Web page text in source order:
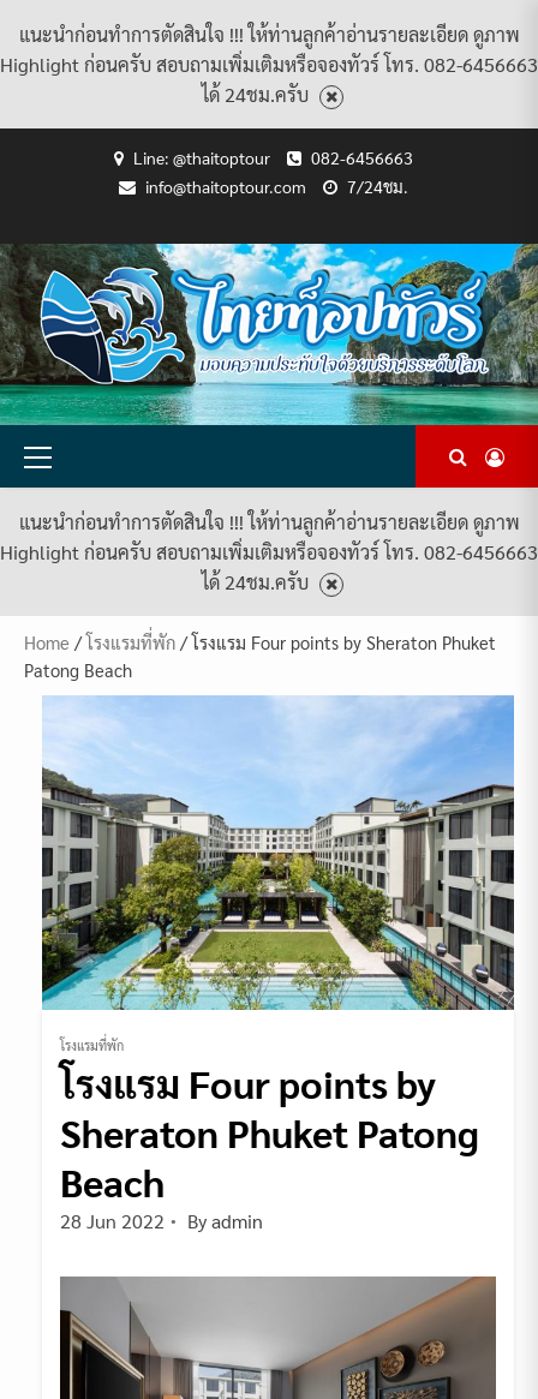
แนะนำก่อนทำการตัดสินใจ !!! ให้ท่านลูกค้าอ่านรายละเอียด ดูภาพ
Highlight ก่อนครับ สอบถามเพิ่มเติมหรือจองทัวร์ โทร. 082-6456663
ได้ 24ชม.ครับ
Line: @thaitoptour
082-6456663
info@thaitoptour.com
7/24ชม.
USACCOUNT
POLICY
AND
CONDITIONS
แพ็คเกจ
ทัวร์
ทั้งหมด
ต้อนรับ
สู่
ไทย
ท็อป
ทัวร์
กับ
เรา
ทัวร์
ทั้งหมด
Primary
แนะนำก่อนทำการตัดสินใจ !!! ให้ท่านลูกค้าอ่านรายละเอียด ดูภาพ
Highlight ก่อนครับ สอบถามเพิ่มเติมหรือจองทัวร์ โทร. 082-6456663
ได้ 24ชม.ครับ
Home /โรงแรมที่พัก / โรงแรม Four points by Sheraton Phuket
Patong Beach
โรงแรมที่พัก
โรงแรม Four points by
Sheraton Phuket Patong
Beach
28 Jun 2022 Byadmin